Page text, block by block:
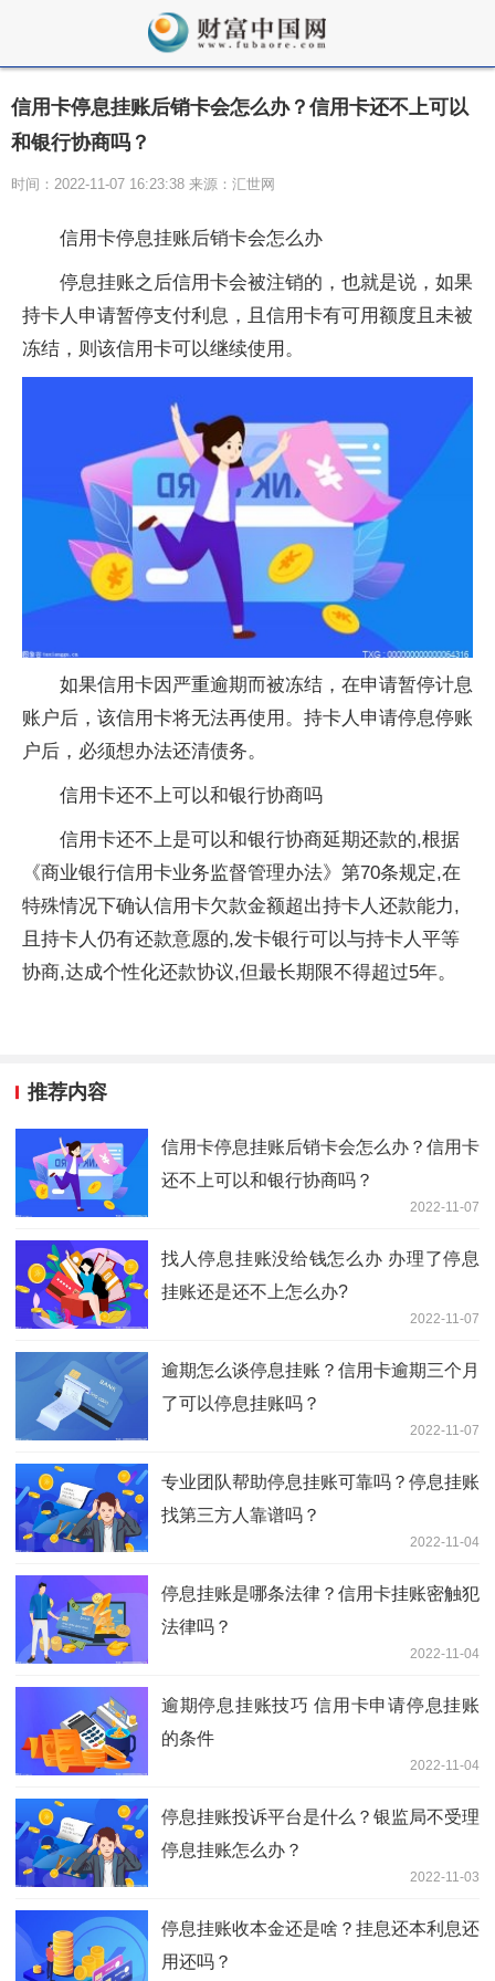
信用卡停息挂账后销卡会怎么办？信用卡还不上可以
和银行协商吗？
时间：2022-11-07 16:23:38 来源：汇世网
信用卡停息挂账后销卡会怎么办
停息挂账之后信用卡会被注销的，也就是说，如果
持卡人申请暂停支付利息，且信用卡有可用额度且未被
冻结，则该信用卡可以继续使用。
如果信用卡因严重逾期而被冻结，在申请暂停计息
账户后，该信用卡将无法再使用。持卡人申请停息停账
户后，必须想办法还清债务。
信用卡还不上可以和银行协商吗
信用卡还不上是可以和银行协商延期还款的,根据
《商业银行信用卡业务监督管理办法》第70条规定,在
特殊情况下确认信用卡欠款金额超出持卡人还款能力,
且持卡人仍有还款意愿的,发卡银行可以与持卡人平等
协商,达成个性化还款协议,但最长期限不得超过5年。
推荐内容
信用卡停息挂账后销卡会怎么办？信用卡
还不上可以和银行协商吗？
2022-11-07
找人停息挂账没给钱怎么办 办理了停息
挂账还是还不上怎么办?
2022-11-07
逾期怎么谈停息挂账？信用卡逾期三个月
了可以停息挂账吗？
2022-11-07
专业团队帮助停息挂账可靠吗？停息挂账
找第三方人靠谱吗？
2022-11-04
停息挂账是哪条法律？信用卡挂账密触犯
法律吗？
2022-11-04
逾期停息挂账技巧 信用卡申请停息挂账
的条件
2022-11-04
停息挂账投诉平台是什么？银监局不受理
停息挂账怎么办？
2022-11-03
停息挂账收本金还是啥？挂息还本利息还
用还吗？